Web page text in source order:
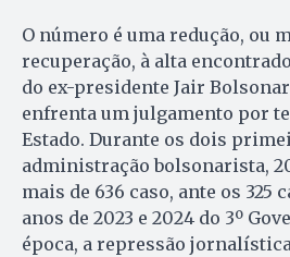
O número é uma redução, ou
recuperação, à alta
do ex-presidente Jair
enfrenta um julgamento por
Estado. Durante os dois
administração bolsonarista,
mais de 636 caso, ante os 325
anos de 2023 e 2024 do 3º
época, a repressão